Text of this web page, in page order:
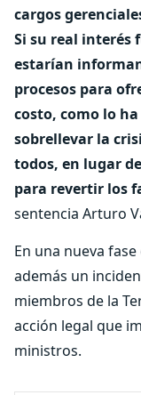
cargos
Si su real interés
estarían
procesos para
costo, como lo
sobrellevar la
todos, en lugar
para revertir los
sentencia Arturo
En una nueva
además un
miembros de la
acción legal que
ministros.